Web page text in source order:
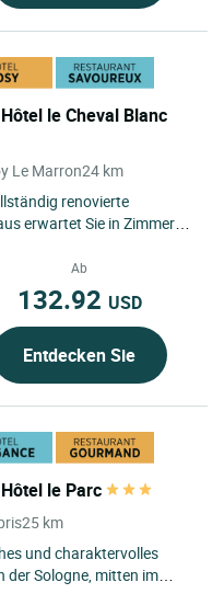
le Cheval Blanc
Le Marron24 km
renovierte
erwartet Sie in Zimmern
Dekoration. Nichts...
Ab
132.92 USD
Entdecken Sie
le Parc
25 km
und charaktervolles
der Sologne, mitten im